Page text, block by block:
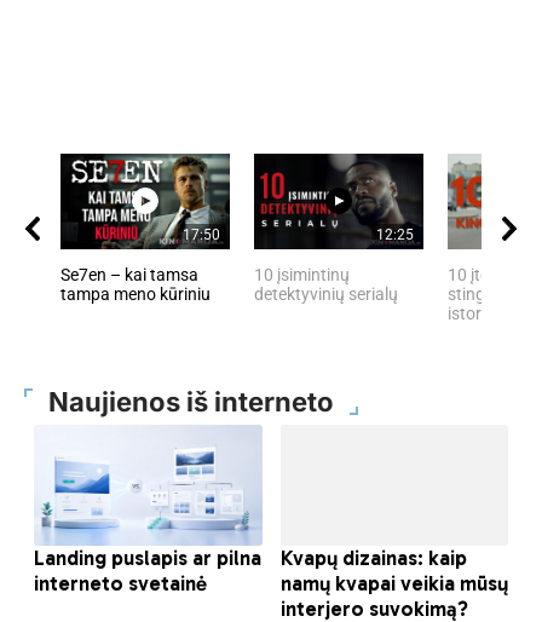
17:50
Se7en – kai tamsa
tampa meno kūriniu
12:25
10 įsimintinų
detektyvinių serialų
10 įtemptų,
stingdančių
istorijų
Naujienos iš interneto